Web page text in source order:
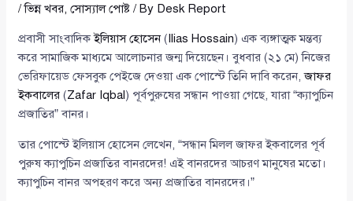
/ভিন্ন খবর,সোস্যাল পোষ্ট / By Desk Report
প্রবাসী সাংবাদিকইলিয়াস হোসেন( Ilias Hossain) এক ব্যঙ্গাত্মক মন্তব্য
করে সামাজিক মাধ্যমে আলোচনার জন্ম দিয়েছেন। বুধবার (২১ মে) নিজের
ভেরিফায়েড ফেসবুক পেইজে দেওয়া এক পোস্টে তিনি দাবি করেন,জাফর
ইকবালের (Zafar Iqbal ) পূর্বপুরুষের সন্ধান পাওয়া গেছে, যারা “ক্যাপুচিন
প্রজাতির” বানর।
তার পোস্টে ইলিয়াস হোসেন লেখেন, “সন্ধান মিলল জাফর ইকবালের পূর্ব
পুরুষ ক্যাপুচিন প্রজাতির বানরদের! এই বানরদের আচরণ মানুষের মতো।
ক্যাপুচিন বানর অপহরণ করে অন্য প্রজাতির বানরদের।”